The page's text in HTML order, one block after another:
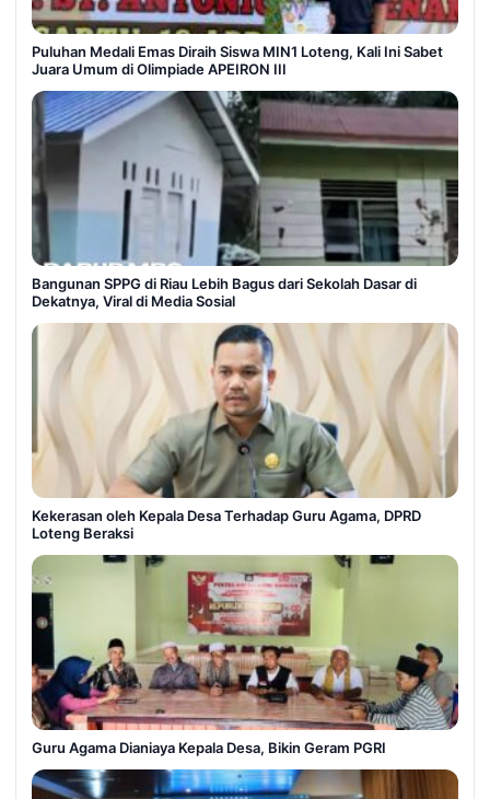
Puluhan Medali Emas Diraih Siswa MIN1 Loteng, Kali Ini Sabet
Juara Umum di Olimpiade APEIRON III
Bangunan SPPG di Riau Lebih Bagus dari Sekolah Dasar di
Dekatnya, Viral di Media Sosial
Kekerasan oleh Kepala Desa Terhadap Guru Agama, DPRD
Loteng Beraksi
Guru Agama Dianiaya Kepala Desa, Bikin Geram PGRI